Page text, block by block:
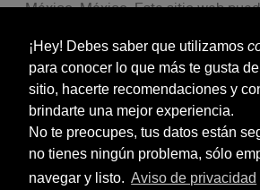
¡Hey! Debes saber que utilizamos
para conocer lo que más te gusta
sitio, hacerte recomendaciones y
brindarte una mejor experiencia.
No te preocupes, tus datos están
no tienes ningún problema, sólo
navegar y listo. Aviso de privacidad
México, México. Este sitio web
fines no lucrativos siempre que
conformidad con el AVISO